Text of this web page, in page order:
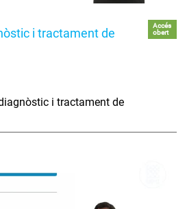
i tractament de
Accés
obert
i tractament de